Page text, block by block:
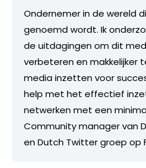
Ondernemer in de wereld
genoemd wordt. Ik
de uitdagingen om dit
verbeteren en makkelijker
media inzetten voor
help met het effectief
netwerken met een
Community manager van
en Dutch Twitter groep op